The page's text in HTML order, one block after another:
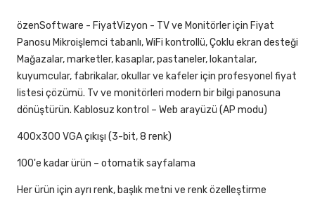
özenSoftware - FiyatVizyon - TV ve Monitörler için Fiyat
Panosu Mikroişlemci tabanlı, WiFi kontrollü, Çoklu ekran desteği
Mağazalar, marketler, kasaplar, pastaneler, lokantalar,
kuyumcular, fabrikalar, okullar ve kafeler için profesyonel fiyat
listesi çözümü. Tv ve monitörleri modern bir bilgi panosuna
dönüştürün. Kablosuz kontrol – Web arayüzü (AP modu)
400x300 VGA çıkışı (3-bit, 8 renk)
100'e kadar ürün – otomatik sayfalama
Her ürün için ayrı renk, başlık metni ve renk özelleştirme